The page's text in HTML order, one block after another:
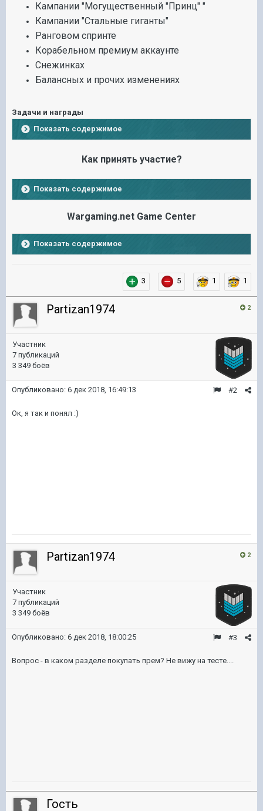
Кампании "Могущественный "Принц" "
Кампании "Стальные гиганты"
Ранговом спринте
Корабельном премиум аккаунте
Снежинках
Балансных и прочих изменениях
Задачи и награды
Показать содержимое
Как принять участие?
Показать содержимое
Wargaming.net Game Center
Показать содержимое
3 5 1 1
2
Partizan1974
Участник
7 публикаций
3 349 боёв
#2
Опубликовано: 6 дек 2018, 16:49:13
Ок, я так и понял :)
2
Partizan1974
Участник
7 публикаций
3 349 боёв
#3
Опубликовано: 6 дек 2018, 18:00:25
Вопрос - в каком разделе покупать прем? Не вижу на тесте....
Гость